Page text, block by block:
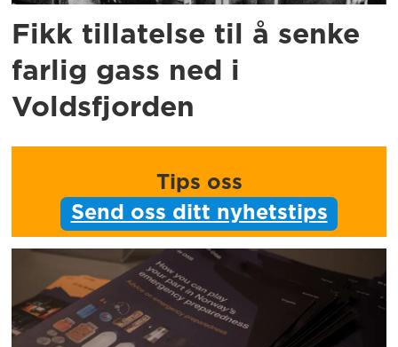
Fikk tillatelse til å senke
farlig gass ned i
Voldsfjorden
Tips oss
Send oss ditt nyhetstips